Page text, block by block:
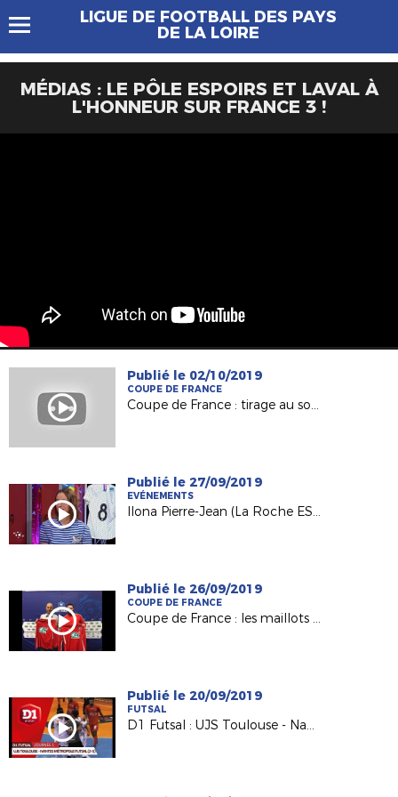
LIGUE DE FOOTBALL DES PAYS
DE LA LOIRE
MÉDIAS : LE PÔLE ESPOIRS ET LAVAL À
L'HONNEUR SUR FRANCE 3 !
Publié le 02/10/2019
COUPE DE FRANCE
Coupe de France : tirage au sort du 5e tour
Publié le 27/09/2019
EVÉNEMENTS
Ilona Pierre-Jean (La Roche ESOF) invitée d'USBFoot sur France 3
Publié le 26/09/2019
COUPE DE FRANCE
Coupe de France : les maillots et le 4e tour pour nos Petits Poucets !
Publié le 20/09/2019
FUTSAL
D1 Futsal : UJS Toulouse - Nantes Métropole Futsal (2-5)